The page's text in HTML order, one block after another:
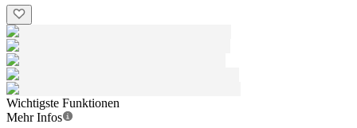
Wichtigste Funktionen
Mehr Infos